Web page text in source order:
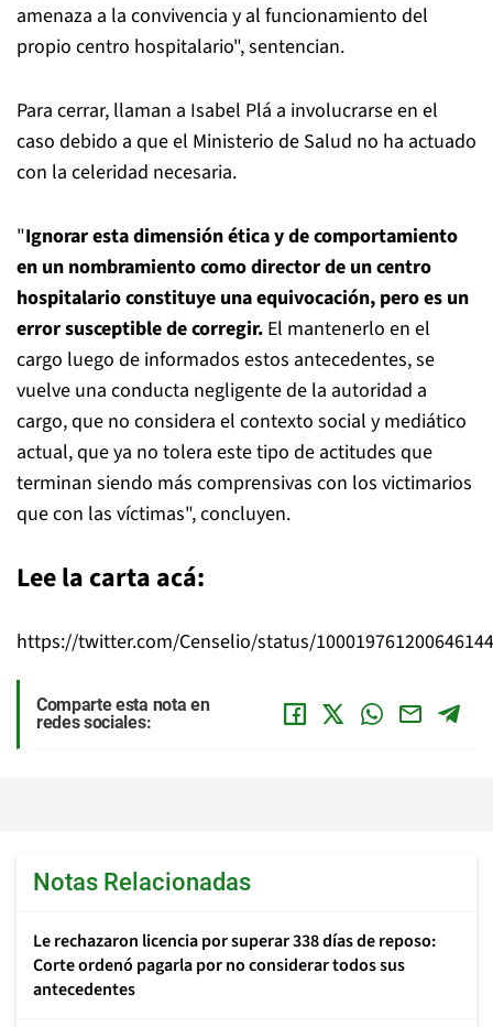
amenaza a la convivencia y al funcionamiento del
propio centro hospitalario", sentencian.
Para cerrar, llaman a Isabel Plá a involucrarse en el
caso debido a que el Ministerio de Salud no ha actuado
con la celeridad necesaria.
"Ignorar esta dimensión ética y de comportamiento
en un nombramiento como director de un centro
hospitalario constituye una equivocación, pero es un
error susceptible de corregir. El mantenerlo en el
cargo luego de informados estos antecedentes, se
vuelve una conducta negligente de la autoridad a
cargo, que no considera el contexto social y mediático
actual, que ya no tolera este tipo de actitudes que
terminan siendo más comprensivas con los victimarios
que con las víctimas", concluyen.
Lee la carta acá:
https://twitter.com/Censelio/status/
Comparte esta nota en
redes sociales:
Notas Relacionadas
Le rechazaron licencia por superar 338 días de reposo:
Corte ordenó pagarla por no considerar todos sus
antecedentes